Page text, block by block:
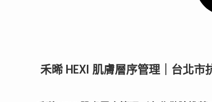
禾晞 HEXI 肌膚層序管理｜台北市